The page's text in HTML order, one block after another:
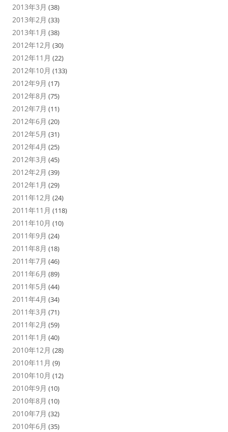
2013年3月 (38)
2013年2月 (33)
2013年1月 (38)
2012年12月 (30)
2012年11月 (22)
2012年10月 (133)
2012年9月 (17)
2012年8月 (75)
2012年7月 (11)
2012年6月 (20)
2012年5月 (31)
2012年4月 (25)
2012年3月 (45)
2012年2月 (39)
2012年1月 (29)
2011年12月 (24)
2011年11月 (118)
2011年10月 (10)
2011年9月 (24)
2011年8月 (18)
2011年7月 (46)
2011年6月 (89)
2011年5月 (44)
2011年4月 (34)
2011年3月 (71)
2011年2月 (59)
2011年1月 (40)
2010年12月 (28)
2010年11月 (9)
2010年10月 (12)
2010年9月 (10)
2010年8月 (10)
2010年7月 (32)
2010年6月 (35)